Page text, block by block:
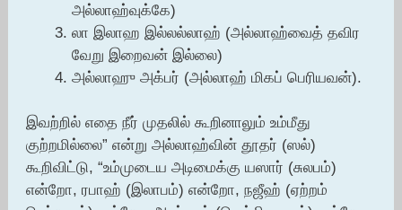
அல்லாஹ்வுக்கே)
லா இலாஹ இல்லல்லாஹ் (அல்லாஹ்வைத் தவிர
வேறு இறைவன் இல்லை)
அல்லாஹு அக்பர் (அல்லாஹ் மிகப் பெரியவன்).
இவற்றில் எதை நீர் முதலில் கூறினாலும் உம்மீது
குற்றமில்லை” என்று அல்லாஹ்வின் தூதர் (ஸல்)
கூறிவிட்டு, “உம்முடைய அடிமைக்கு யஸார் (சுலபம்)
என்றோ, ரபாஹ் (இலாபம்) என்றோ, நஜீஹ் (ஏற்றம்